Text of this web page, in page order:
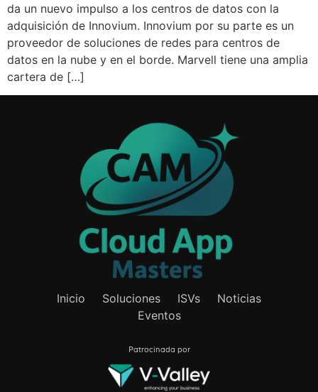
da un nuevo impulso a los centros de datos con la
adquisición de Innovium. Innovium por su parte es un
proveedor de soluciones de redes para centros de
datos en la nube y en el borde. Marvell tiene una amplia
cartera de […]
Inicio Soluciones ISVs
Noticias
Eventos
Patrocinada por